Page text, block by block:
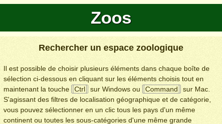
Zoos
Rechercher un espace zoologique
Il est possible de choisir plusieurs éléments dans chaque boîte de
sélection ci-dessous en cliquant sur les éléments choisis tout en
maintenant la touche
Ctrl sur Windows ou Command
sur Mac.
S'agissant des filtres de localisation géographique et de catégorie,
vous pouvez sélectionner en un clic tous les pays d'un même
continent ou toutes les sous-catégories d'une même grande